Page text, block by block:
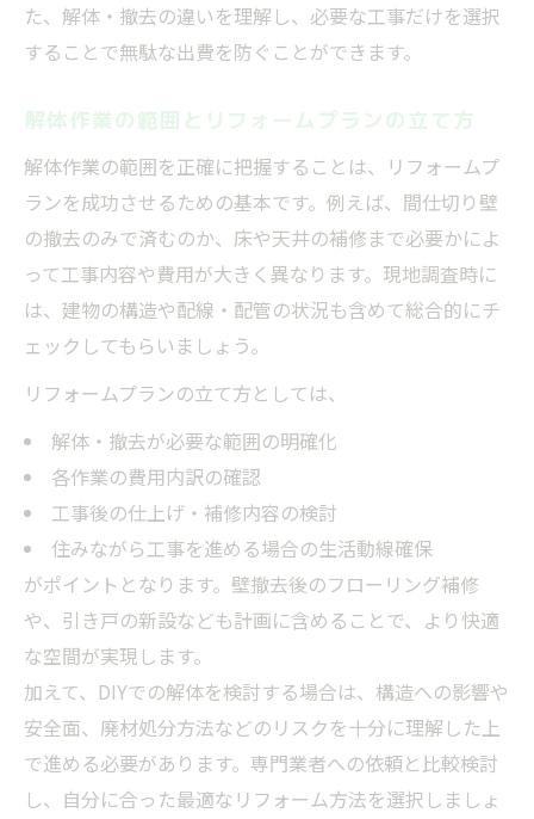
た、解体・撤去の違いを理解し、必要な工事だけを選択
することで無駄な出費を防ぐことができます。
解体作業の範囲とリフォームプランの立て方
解体作業の範囲を正確に把握することは、リフォームプ
ランを成功させるための基本です。例えば、間仕切り壁
の撤去のみで済むのか、床や天井の補修まで必要かによ
って工事内容や費用が大きく異なります。現地調査時に
は、建物の構造や配線・配管の状況も含めて総合的にチ
ェックしてもらいましょう。
リフォームプランの立て方としては、
解体・撤去が必要な範囲の明確化
各作業の費用内訳の確認
工事後の仕上げ・補修内容の検討
住みながら工事を進める場合の生活動線確保
がポイントとなります。壁撤去後のフローリング補修
や、引き戸の新設なども計画に含めることで、より快適
な空間が実現します。
加えて、DIYでの解体を検討する場合は、構造への影響や
安全面、廃材処分方法などのリスクを十分に理解した上
で進める必要があります。専門業者への依頼と比較検討
し、自分に合った最適なリフォーム方法を選択しましょ